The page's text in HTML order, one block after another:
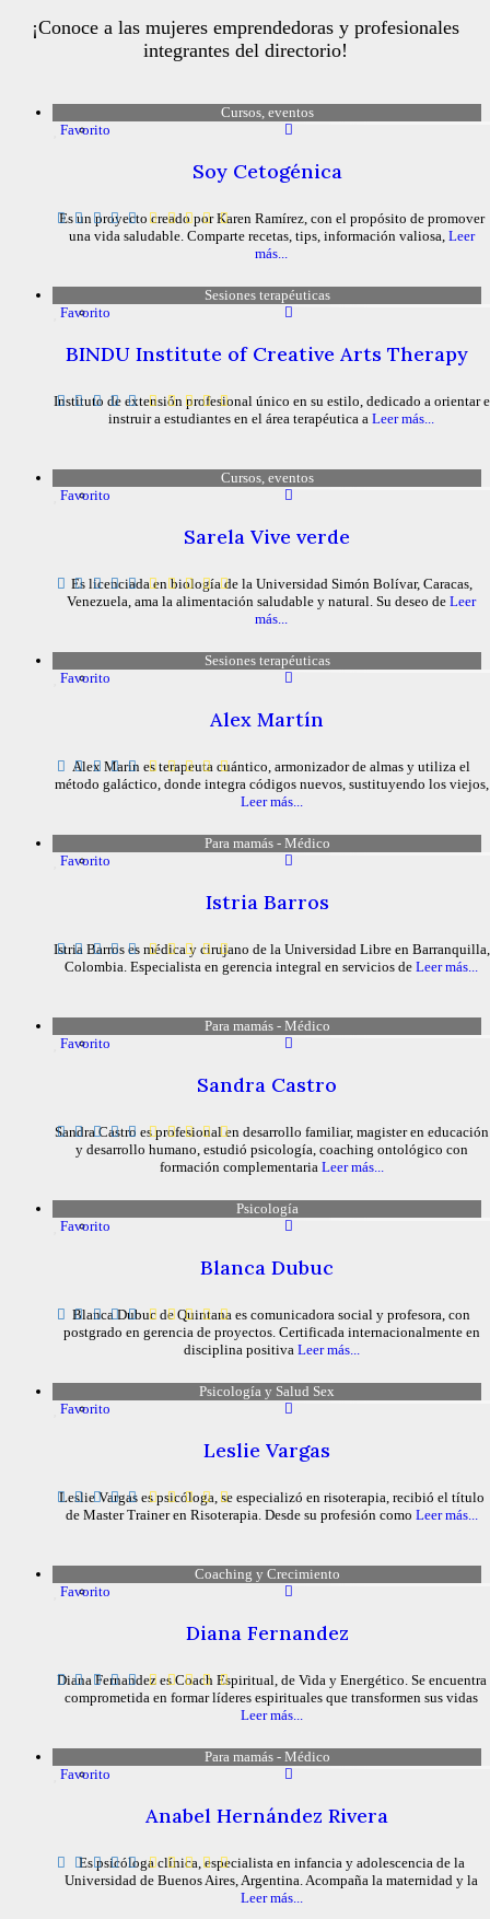
¡Conoce a las mujeres emprendedoras y profesionales
integrantes del directorio!
Cursos, eventos
Favorito
Soy Cetogénica
Es un proyecto creado por Karen Ramírez, con el propósito de promover
una vida saludable. Comparte recetas, tips, información valiosa, Leer
más...
Sesiones terapéuticas
Favorito
BINDU Institute of Creative Arts Therapy
Instituto de extensión profesional único en su estilo, dedicado a orientar e
instruir a estudiantes en el área terapéutica a Leer más...
Cursos, eventos
Favorito
Sarela Vive verde
Es licenciada en biología de la Universidad Simón Bolívar, Caracas,
Venezuela, ama la alimentación saludable y natural. Su deseo de Leer
más...
Sesiones terapéuticas
Favorito
Alex Martín
Alex Marin es terapeuta cuántico, armonizador de almas y utiliza el
método galáctico, donde integra códigos nuevos, sustituyendo los viejos,
Leer más...
Para mamás - Médico
Favorito
Istria Barros
Istria Barros es médica y cirujano de la Universidad Libre en Barranquilla,
Colombia. Especialista en gerencia integral en servicios de Leer más...
Para mamás - Médico
Favorito
Sandra Castro
Sandra Castro es profesional en desarrollo familiar, magister en educación
y desarrollo humano, estudió psicología, coaching ontológico con
formación complementaria Leer más...
Psicología
Favorito
Blanca Dubuc
Blanca Dubuc de Quintana es comunicadora social y profesora, con
postgrado en gerencia de proyectos. Certificada internacionalmente en
disciplina positiva Leer más...
Psicología y Salud Sex
Favorito
Leslie Vargas
Leslie Vargas es psicóloga, se especializó en risoterapia, recibió el título
de Master Trainer en Risoterapia. Desde su profesión como Leer más...
Coaching y Crecimiento
Favorito
Diana Fernandez
Diana Fernandez es Coach Espiritual, de Vida y Energético. Se encuentra
comprometida en formar líderes espirituales que transformen sus vidas
Leer más...
Para mamás - Médico
Favorito
Anabel Hernández Rivera
Es psicóloga clínica, especialista en infancia y adolescencia de la
Universidad de Buenos Aires, Argentina. Acompaña la maternidad y la
Leer más...